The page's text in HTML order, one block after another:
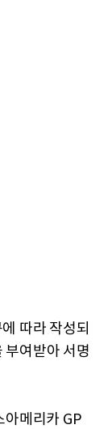
따라 작성되
부여받아 서명
아메리카 GP